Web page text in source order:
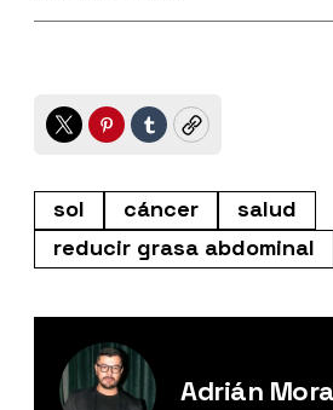
TwitterPinterest
TumblrCopy
sol cáncer
salud
reducir grasa abdominal
Adrián